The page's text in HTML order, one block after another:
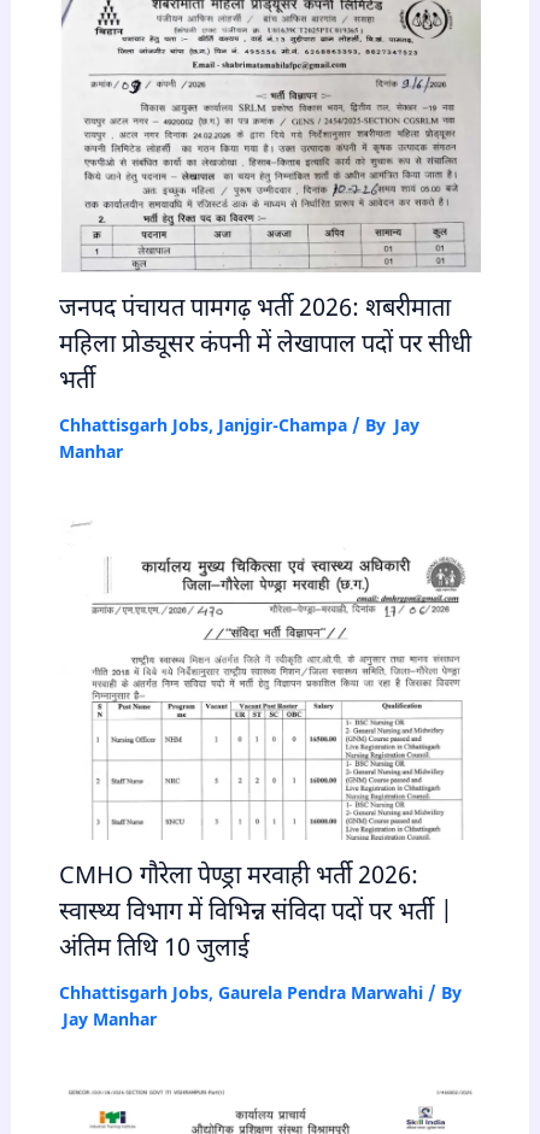
जनपद पंचायत पामगढ़ भर्ती 2026: शबरीमाता
महिला प्रोड्यूसर कंपनी में लेखापाल पदों पर सीधी
भर्ती
Chhattisgarh Jobs, Janjgir-Champa/ By Jay
Manhar
CMHO गौरेला पेण्ड्रा मरवाही भर्ती 2026:
स्वास्थ्य विभाग में विभिन्न संविदा पदों पर भर्ती |
अंतिम तिथि 10 जुलाई
Chhattisgarh Jobs, Gaurela Pendra Marwahi/ By
Jay Manhar